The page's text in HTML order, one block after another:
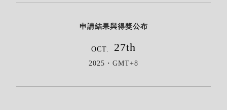
申請結果與得獎公布
OCT. 27th
2025・GMT+8